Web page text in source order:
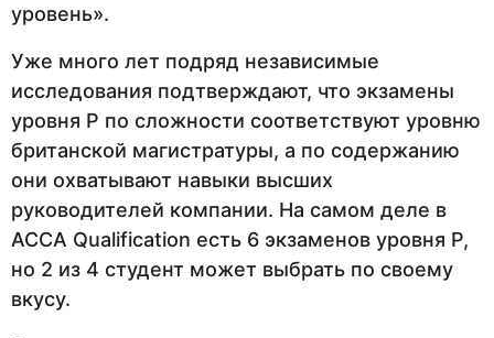
уровень».
Уже много лет подряд независимые
исследования подтверждают, что экзамены
уровня P по сложности соответствуют уровню
британской магистратуры, а по содержанию
они охватывают навыки высших
руководителей компании. На самом деле в
ACCA Qualification есть 6 экзаменов уровня P,
но 2 из 4 студент может выбрать по своему
вкусу.